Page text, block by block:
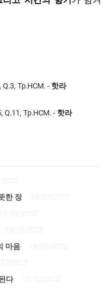
Tp.HCM. - 핫라
Q.11, Tp.HCM. - 핫라
한 정
마음
다